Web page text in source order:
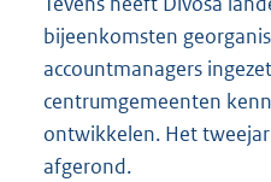
bijeenkomsten
accountmanagers
centrumgemeenten
ontwikkelen. Het
afgerond.